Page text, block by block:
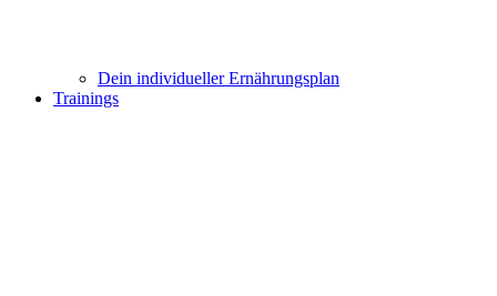
Dein individueller Ernährungsplan
Trainings